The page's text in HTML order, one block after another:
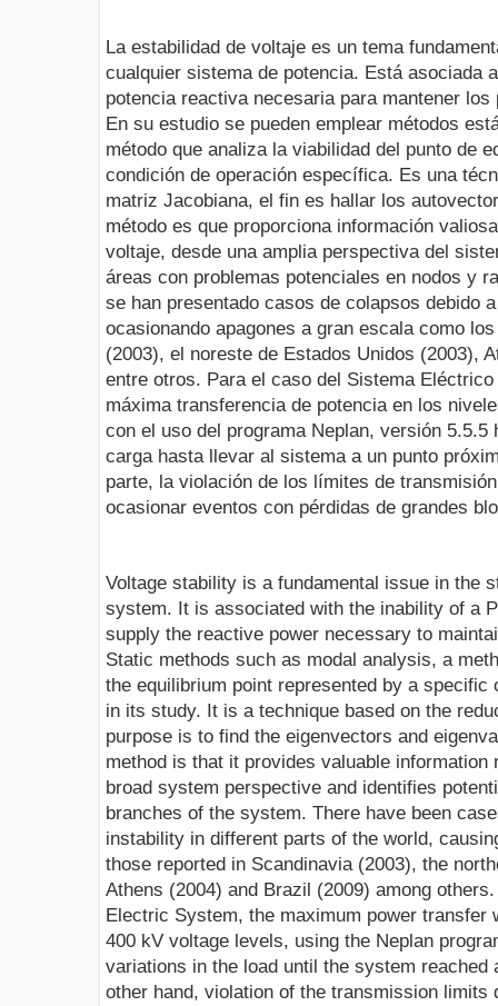
La estabilidad de voltaje es un tema
cualquier sistema de potencia. Está asociada
potencia reactiva necesaria para mantener
En su estudio se pueden emplear métodos
método que analiza la viabilidad del punto de
condición de operación específica. Es una
matriz Jacobiana, el fin es hallar los
método es que proporciona información
voltaje, desde una amplia perspectiva del
áreas con problemas potenciales en nodos y
se han presentado casos de colapsos debido
ocasionando apagones a gran escala como
(2003), el noreste de Estados Unidos (2003),
entre otros. Para el caso del Sistema
máxima transferencia de potencia en los
con el uso del programa Neplan, versión
carga hasta llevar al sistema a un punto
parte, la violación de los límites de
ocasionar eventos con pérdidas de grandes
Voltage stability is a fundamental issue in the
system. It is associated with the inability of a
supply the reactive power necessary to
Static methods such as modal analysis, a
the equilibrium point represented by a specific
in its study. It is a technique based on the
purpose is to find the eigenvectors and
method is that it provides valuable
broad system perspective and identifies
branches of the system. There have been
instability in different parts of the world,
those reported in Scandinavia (2003), the
Athens (2004) and Brazil (2009) among
Electric System, the maximum power transfer
400 kV voltage levels, using the Neplan
variations in the load until the system
other hand, violation of the transmission limits